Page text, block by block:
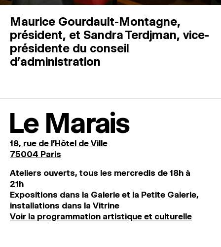
Maurice Gourdault-Montagne,
président, et Sandra Terdjman, vice-
présidente du conseil
d’administration
Le Marais
18, rue de l'Hôtel de Ville
75004 Paris
Ateliers ouverts, tous les mercredis de 18h à
21h
Expositions dans la Galerie et la Petite Galerie,
installations dans la Vitrine
Voir la programmation artistique et culturelle